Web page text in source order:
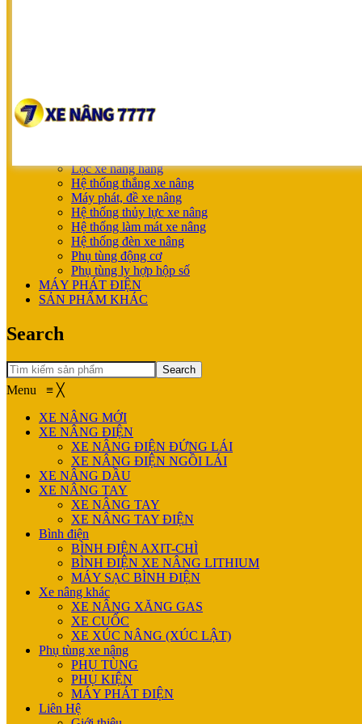
XE NÂNG TAY
XE NÂNG TAY ĐIỆN
Lọc xe nâng hàng
Hệ thống thắng xe nâng
Máy phát, đề xe nâng
Hệ thống thủy lực xe nâng
Hệ thống làm mát xe nâng
Hệ thống đèn xe nâng
Phụ tùng động cơ
Phụ tùng ly hợp hộp số
MÁY PHÁT ĐIỆN
SẢN PHẨM KHÁC
Search
Search
Menu ≡ ╳
XE NÂNG MỚI
XE NÂNG ĐIỆN
XE NÂNG ĐIỆN ĐỨNG LÁI
XE NÂNG ĐIỆN NGỒI LÁI
XE NÂNG DẦU
XE NÂNG TAY
XE NÂNG TAY
XE NÂNG TAY ĐIỆN
Bình điện
BÌNH ĐIỆN AXIT-CHÌ
BÌNH ĐIỆN XE NÂNG LITHIUM
MÁY SẠC BÌNH ĐIỆN
Xe nâng khác
XE NÂNG XĂNG GAS
XE CUỐC
XE XÚC NÂNG (XÚC LẬT)
Phụ tùng xe nâng
PHỤ TÙNG
PHỤ KIỆN
MÁY PHÁT ĐIỆN
Liên Hệ